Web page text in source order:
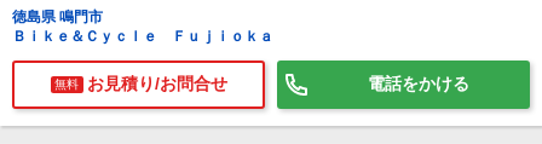
徳島県 鳴門市
Ｂｉｋｅ＆Ｃｙｃｌｅ Ｆｕｊｉｏｋａ
無料 お見積り/お問合せ 電話をかける